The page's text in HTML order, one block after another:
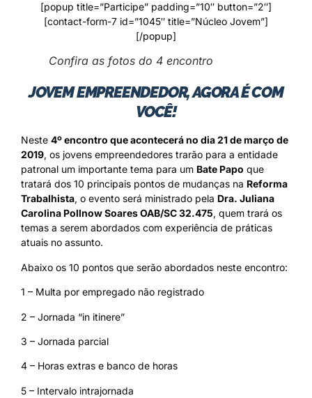
[popup title=”Participe” padding=”10″ button=”2″]
[contact-form-7 id=”1045″ title=”Núcleo Jovem”]
[/popup]
Confira as fotos do 4 encontro
JOVEM EMPREENDEDOR, AGORA É COM
VOCÊ!
Neste 4º encontro que acontecerá no dia 21 de março de
2019, os jovens empreendedores trarão para a entidade
patronal um importante tema para um Bate Papo que
tratará dos 10 principais pontos de mudanças na Reforma
Trabalhista, o evento será ministrado pela Dra. Juliana
Carolina Pollnow Soares OAB/SC 32.475, quem trará os
temas a serem abordados com experiência de práticas
atuais no assunto.
Abaixo os 10 pontos que serão abordados neste encontro:
1 – Multa por empregado não registrado
2 – Jornada “in itinere”
3 – Jornada parcial
4 – Horas extras e banco de horas
5 – Intervalo intrajornada